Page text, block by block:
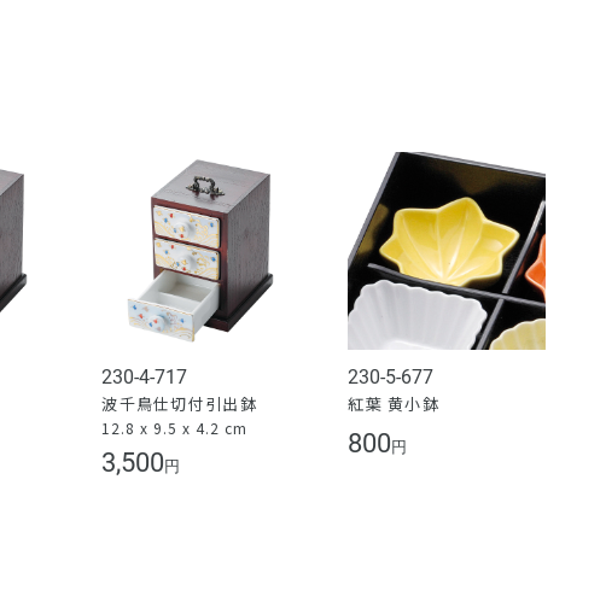
230-4-717
波千鳥仕切付引出鉢
12.8 x 9.5 x 4.2 cm
3,500 円
230-5-677
紅葉 黄小鉢
800 円